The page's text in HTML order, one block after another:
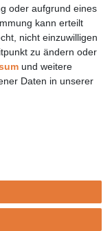
gelesen habe.
oder aufgrund eines
kann erteilt
nicht einzuwilligen
zu ändern oder
und weitere
Daten in unserer
Rechte vorbehalten.